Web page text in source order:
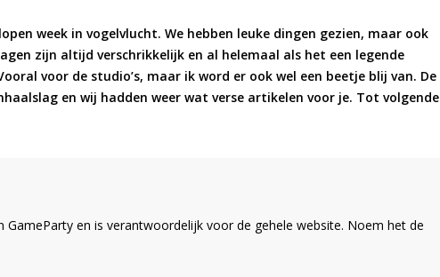
week in vogelvlucht. We hebben leuke dingen gezien, maar ook
zijn altijd verschrikkelijk en al helemaal als het een legende
voor de studio’s, maar ik word er ook wel een beetje blij van. De
en wij hadden weer wat verse artikelen voor je. Tot volgende
GameParty en is verantwoordelijk voor de gehele website. Noem het de